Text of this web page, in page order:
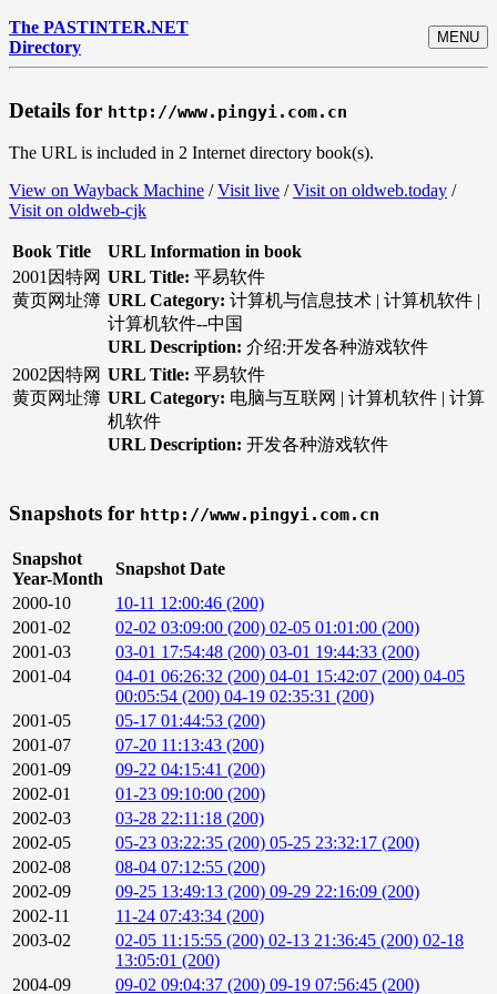
The PASTINTER.NET
Directory
MENU
Details for http://www.pingyi.com.cn
The URL is included in 2 Internet directory book(s).
View on Wayback Machine /Visit live /Visit on oldweb.today /
Visit on oldweb-cjk
Book Title
URL Information in book
2001因特网
黄页网址簿
URL Title: 平易软件
URL Category: 计算机与信息技术 | 计算机软件 |
计算机软件--中国
URL Description: 介绍:开发各种游戏软件
2002因特网
黄页网址簿
URL Title: 平易软件
URL Category: 电脑与互联网 | 计算机软件 | 计算
机软件
URL Description: 开发各种游戏软件
Snapshots for http://www.pingyi.com.cn
Snapshot
Year-Month
Snapshot Date
2000-10
10-11 12:00:46 (200)
2001-02
02-02 03:09:00 (200) 02-05 01:01:00 (200)
2001-03
03-01 17:54:48 (200) 03-01 19:44:33 (200)
2001-04
04-01 06:26:32 (200) 04-01 15:42:07 (200) 04-05
00:05:54 (200) 04-19 02:35:31 (200)
2001-05
05-17 01:44:53 (200)
2001-07
07-20 11:13:43 (200)
2001-09
09-22 04:15:41 (200)
2002-01
01-23 09:10:00 (200)
2002-03
03-28 22:11:18 (200)
2002-05
05-23 03:22:35 (200) 05-25 23:32:17 (200)
2002-08
08-04 07:12:55 (200)
2002-09
09-25 13:49:13 (200) 09-29 22:16:09 (200)
2002-11
11-24 07:43:34 (200)
2003-02
02-05 11:15:55 (200) 02-13 21:36:45 (200) 02-18
13:05:01 (200)
2004-09
09-02 09:04:37 (200) 09-19 07:56:45 (200)